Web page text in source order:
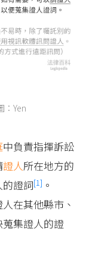
Yen
中負責指揮訴訟
證人所在地方的
證詞[1] 。
人在其他縣市、
集證人的證